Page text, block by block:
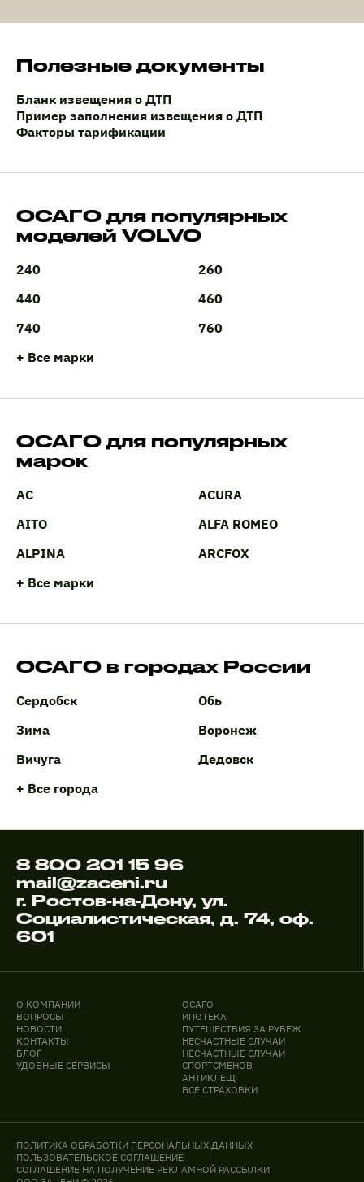
Полезные документы
Бланк извещения о ДТП
Пример заполнения извещения о ДТП
Факторы тарификации
ОСАГО для популярных
моделей VOLVO
240
260
440
460
740
760
+ Все марки
ОСАГО для популярных
марок
AC
ACURA
AITO
ALFA ROMEO
ALPINA
ARCFOX
+ Все марки
ОСАГО в городах России
Сердобск
Обь
Зима
Воронеж
Вичуга
Дедовск
+ Все города
8 800 201 15 96
mail@zaceni.ru
г. Ростов-на-Дону, ул.
Социалистическая, д. 74, оф.
601
О КОМПАНИИ
ВОПРОСЫ
НОВОСТИ
КОНТАКТЫ
БЛОГ
УДОБНЫЕ СЕРВИСЫ
ОСАГО
ИПОТЕКА
ПУТЕШЕСТВИЯ ЗА РУБЕЖ
НЕСЧАСТНЫЕ СЛУЧАИ
НЕСЧАСТНЫЕ СЛУЧАИ
СПОРТСМЕНОВ
АНТИКЛЕЩ
ВСЕ СТРАХОВКИ
ПОЛИТИКА ОБРАБОТКИ ПЕРСОНАЛЬНЫХ ДАННЫХ
ПОЛЬЗОВАТЕЛЬСКОЕ СОГЛАШЕНИЕ
СОГЛАШЕНИЕ НА ПОЛУЧЕНИЕ РЕКЛАМНОЙ РАССЫЛКИ